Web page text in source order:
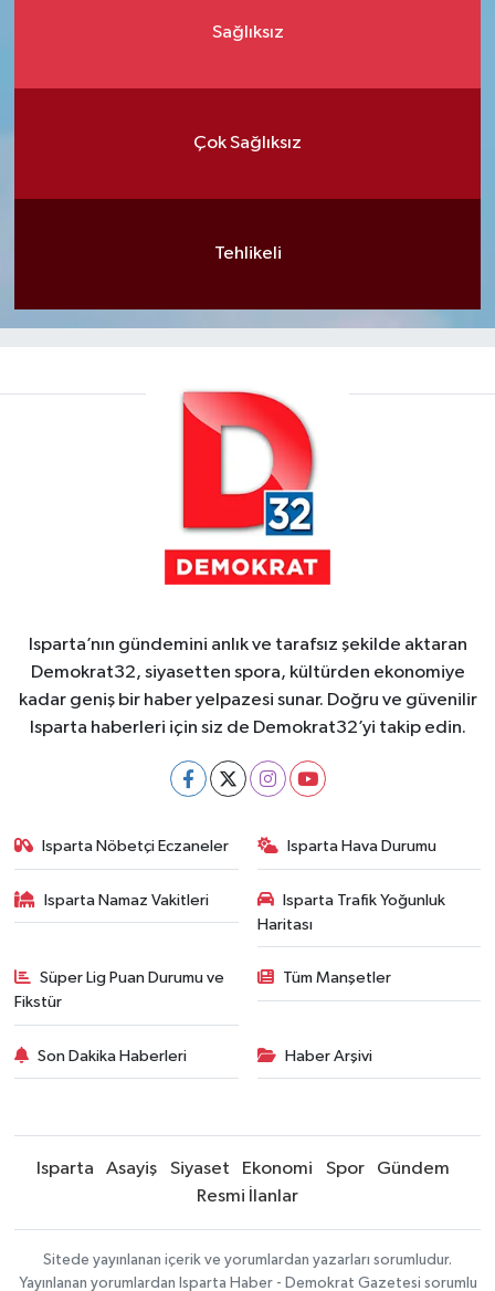
Sağlıksız
Çok Sağlıksız
Tehlikeli
Isparta’nın gündemini anlık ve tarafsız şekilde aktaran
Demokrat32, siyasetten spora, kültürden ekonomiye
kadar geniş bir haber yelpazesi sunar. Doğru ve güvenilir
Isparta haberleri için siz de Demokrat32’yi takip edin.
Isparta Nöbetçi Eczaneler Isparta Hava Durumu
Isparta Namaz Vakitleri
Isparta Trafik Yoğunluk
Haritası
Süper Lig Puan Durumu ve
Fikstür
Tüm Manşetler
Son Dakika Haberleri Haber Arşivi
Isparta Asayiş Siyaset Ekonomi Spor
Gündem
Resmi İlanlar
Sitede yayınlanan içerik ve yorumlardan yazarları sorumludur.
Yayınlanan yorumlardan Isparta Haber - Demokrat Gazetesi sorumlu